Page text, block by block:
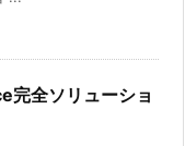
全ソリューショ